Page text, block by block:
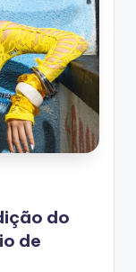
do
de